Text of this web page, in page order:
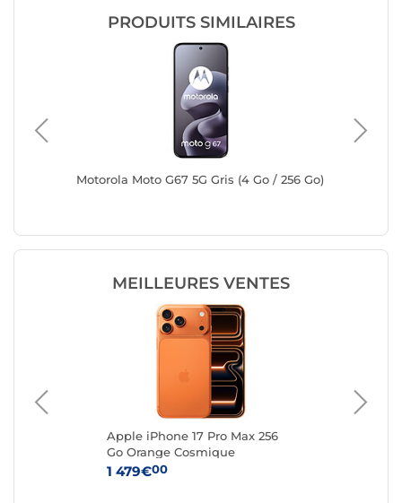
PRODUITS SIMILAIRES
Motorola Moto G67 5G Gris (4 Go / 256 Go)
MEILLEURES VENTES
Apple iPhone 17 Pro Max 256
Go Orange Cosmique
1 479€00